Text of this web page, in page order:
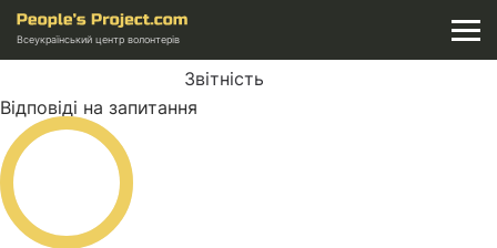
Всеукраїнський центр волонтерів
Звітність
Відповіді на запитання